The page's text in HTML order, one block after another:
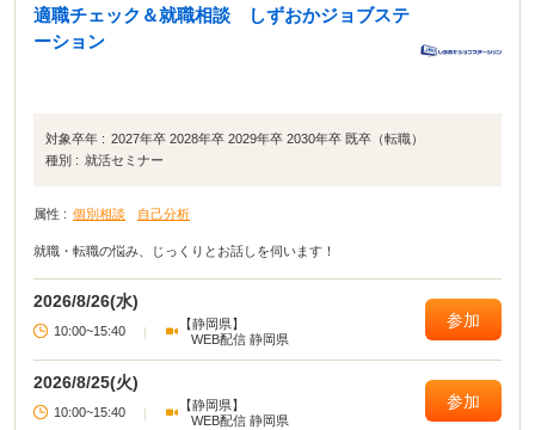
適職チェック＆就職相談 しずおかジョブステ
ーション
対象卒年 : 2027年卒 2028年卒 2029年卒 2030年卒 既卒（転職）
種別 : 就活セミナー
属性 : 個別相談 自己分析
就職・転職の悩み、じっくりとお話しを伺います！
2026/8/26(水)
10:00~15:40 |
【静岡県】
WEB配信 静岡県
参加
2026/8/25(火)
10:00~15:40 |
【静岡県】
WEB配信 静岡県
参加